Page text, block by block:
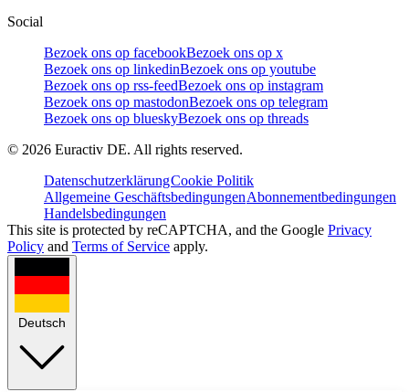
Social
Bezoek ons op facebookBezoek ons op x
Bezoek ons op linkedinBezoek ons op youtube
Bezoek ons op rss-feedBezoek ons op instagram
Bezoek ons op mastodonBezoek ons op telegram
Bezoek ons op blueskyBezoek ons op threads
© 2026 Euractiv DE. All rights reserved.
DatenschutzerklärungCookie Politik
Allgemeine GeschäftsbedingungenAbonnementbedingungen
Handelsbedingungen
This site is protected by reCAPTCHA, and the Google Privacy
Policy and Terms of Service apply.
Deutsch